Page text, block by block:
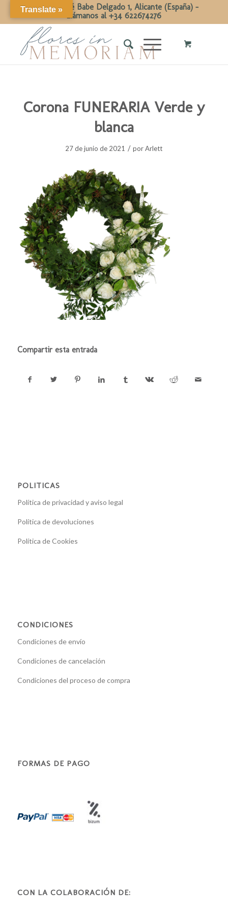
Calle Dr José Babe Delgado 1, Alicante (España) -
Llámanos al +34 622674276
Corona FUNERARIA Verde y
blanca
27 de junio de 2021 / porArlett
Compartir esta entrada
POLITICAS
Política de privacidad y aviso legal
Política de devoluciones
Política de Cookies
CONDICIONES
Condiciones de envío
Condiciones de cancelación
Condiciones del proceso de compra
FORMAS DE PAGO
CON LA COLABORACIÓN DE:
Translate »